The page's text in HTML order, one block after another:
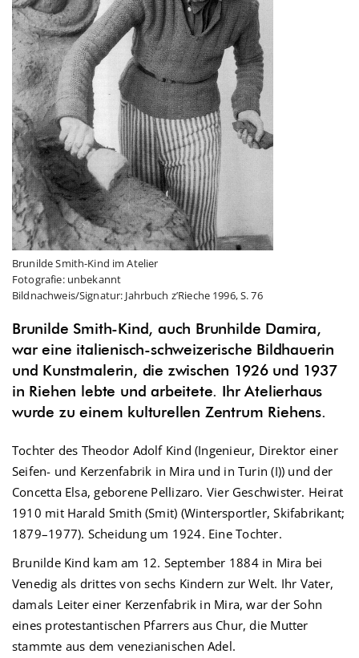
Brunilde Smith-Kind im Atelier
Fotografie: unbekannt
Bildnachweis/Signatur: Jahrbuch z’Rieche 1996, S. 76
Brunilde Smith-Kind, auch Brunhilde Damira,
war eine italienisch-schweizerische Bildhauerin
und Kunstmalerin, die zwischen 1 926 und 1937
in Riehen lebte und arbeitete. Ihr Atelierhaus
wurde zu einem kulturellen Zentrum Riehens.
Tochter des Theodor Adolf Kind (Ingenieur, Direktor einer
Seifen- und Kerzenfabrik in Mira und in Turin (I)) und der
Concetta Elsa, geborene Pellizaro. Vier Geschwister. Heirat
1910 mit Harald Smith (Smit) (Wintersportler, Skifabrikant;
1879–1977). Scheidung um 1924. Eine Tochter.
Brunilde Kind kam am 12. September 1884 in Mira bei
Venedig als drittes von sechs Kindern zur Welt. Ihr Vater,
damals Leiter einer Kerzenfabrik in Mira, war der Sohn
eines protestantischen Pfarrers aus Chur, die Mutter
stammte aus dem venezianischen Adel.